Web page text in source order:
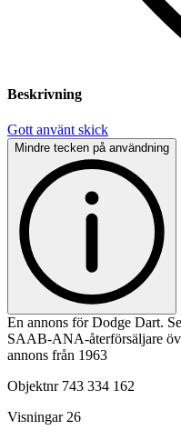
Beskrivning
Gott använt skick
Mindre tecken på användning
En annons för Dodge Dart.
SAAB-ANA-återförsäljare
annons från 1963
Objektnr 743 334 162
Visningar 26